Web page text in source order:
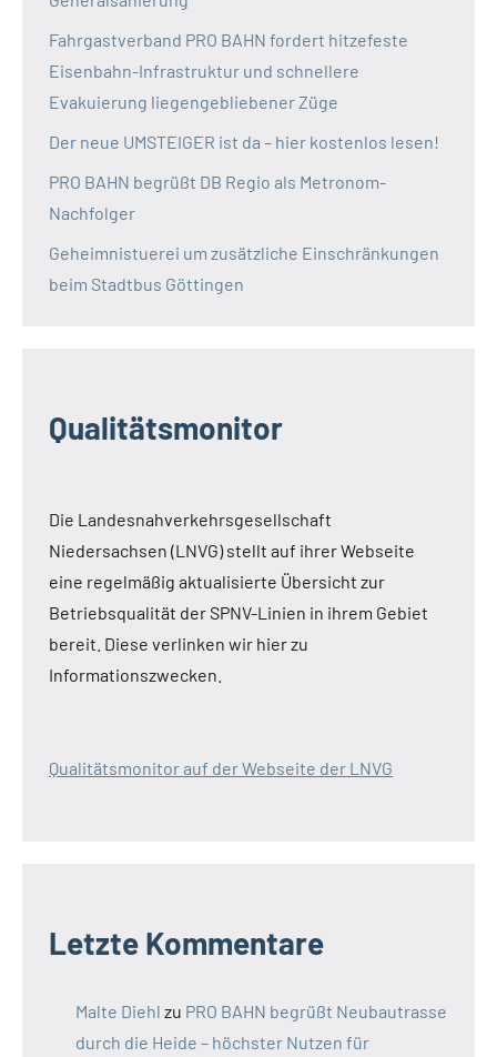
Fahrgastverband PRO BAHN fordert hitzefeste
Eisenbahn-Infrastruktur und schnellere
Evakuierung liegengebliebener Züge
Der neue UMSTEIGER ist da – hier kostenlos lesen!
PRO BAHN begrüßt DB Regio als Metronom-
Nachfolger
Geheimnistuerei um zusätzliche Einschränkungen
beim Stadtbus Göttingen
Qualitätsmonitor
Die Landesnahverkehrsgesellschaft
Niedersachsen (LNVG) stellt auf ihrer Webseite
eine regelmäßig aktualisierte Übersicht zur
Betriebsqualität der SPNV-Linien in ihrem Gebiet
bereit. Diese verlinken wir hier zu
Informationszwecken.
Qualitätsmonitor auf der Webseite der LNVG
Letzte Kommentare
Malte Diehl zu PRO BAHN begrüßt Neubautrasse
durch die Heide – höchster Nutzen für